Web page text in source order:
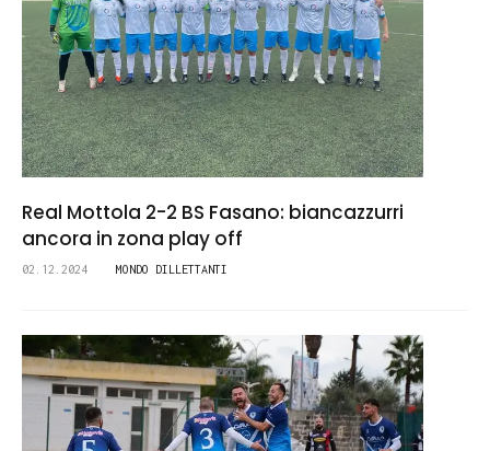
Real Mottola 2-2 BS Fasano: biancazzurri
ancora in zona play off
02.12.2024 MONDO DILLETTANTI